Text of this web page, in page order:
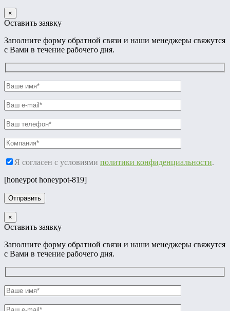
×
Оставить заявку
Заполните форму обратной связи и наши менеджеры свяжутся
с Вами в течение рабочего дня.
Я согласен с условиями политики конфиденциальности.
[honeypot honeypot-819]
×
Оставить заявку
Заполните форму обратной связи и наши менеджеры свяжутся
с Вами в течение рабочего дня.